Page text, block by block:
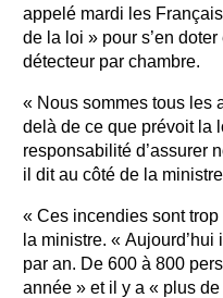
appelé mardi les
de la loi » pour s’en
détecteur par chambre.
« Nous sommes tous les
delà de ce que prévoit la
responsabilité d’assurer
il dit au côté de la
« Ces incendies sont
la ministre. «
par an. De 600 à 800
année » et il y a « plus